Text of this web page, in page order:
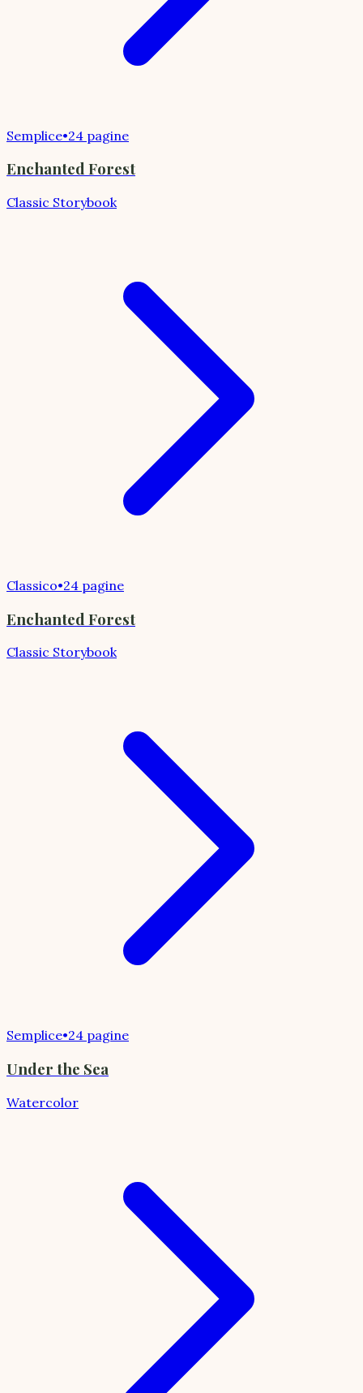
Semplice•24 pagine
Enchanted Forest
Classic Storybook
Classico•24 pagine
Enchanted Forest
Classic Storybook
Semplice•24 pagine
Under the Sea
Watercolor